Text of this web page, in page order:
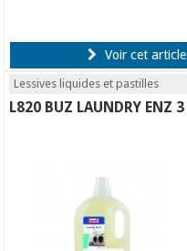
Voir cet article
Lessives liquides et pastilles
L820 BUZ LAUNDRY ENZ 3